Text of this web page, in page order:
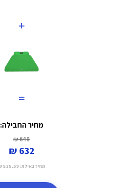
+
=
מחיר החבילה:
648 ₪
632 ₪
מחיר באילת: 535.59 ₪